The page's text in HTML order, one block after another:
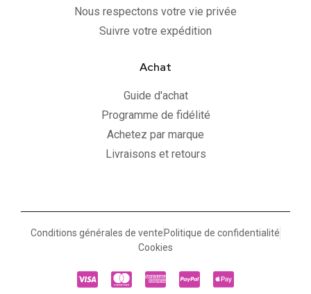
Nous respectons votre vie privée
Suivre votre expédition
Achat
Guide d'achat
Programme de fidélité
Achetez par marque
Livraisons et retours
Conditions générales de vente Politique de confidentialité
Cookies